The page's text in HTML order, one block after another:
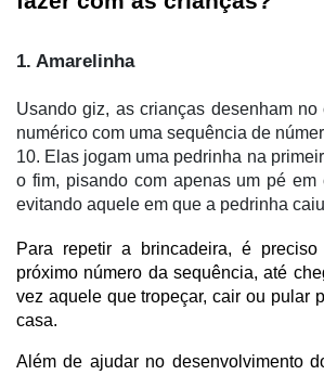
1. Amarelinha
Usando giz, as crianças desenham no
numérico com uma sequência de
10. Elas jogam uma pedrinha na
o fim, pisando com apenas um pé em
evitando aquele em que a pedrinha
Para repetir a brincadeira, é
próximo número da sequência, até
vez aquele que tropeçar, cair ou pular
casa.
Além de ajudar no desenvolvimento